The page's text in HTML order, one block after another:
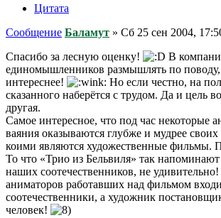
Цитата
Сообщение Баламут » Сб 25 сен 2004,
Спасибо за лесную оценку!
В
единомышленников размышлять по поводу,
интереснее!
Но если честно, на
сказанного наберётся с трудом. Да и цель
другая.
Самое интересное, что под час некоторые
ваяния оказываются глубже и мудрее своих
коими являются художественные фильмы.
То что «Трио из Бельвиля» так
наших соотечественников, не
аниматоров работавших над фильмом
соотечественники, а художник
человек!